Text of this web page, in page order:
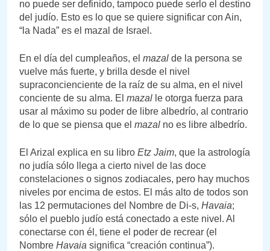
no puede ser definido, tampoco puede serlo el destino
del judío. Esto es lo que se quiere significar con Ain,
“la Nada” es el mazal de Israel.
En el día del cumpleaños, el mazal de la persona se
vuelve más fuerte, y brilla desde el nivel
supraconcienciente de la raíz de su alma, en el nivel
conciente de su alma. El mazal le otorga fuerza para
usar al máximo su poder de libre albedrío, al contrario
de lo que se piensa que el mazal no es libre albedrío.
El Arizal explica en su libro Etz Jaim, que la astrología
no judía sólo llega a cierto nivel de las doce
constelaciones o signos zodiacales, pero hay muchos
niveles por encima de estos. El más alto de todos son
las 12 permutaciones del Nombre de Di-s, Havaia;
sólo el pueblo judío está conectado a este nivel. Al
conectarse con él, tiene el poder de recrear (el
Nombre Havaia significa “creación continua”).